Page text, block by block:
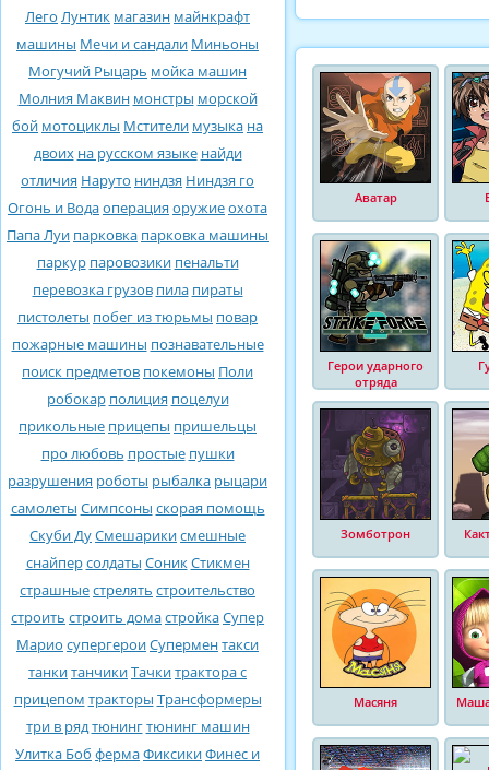
Лего Лунтик магазин майнкрафт
машины Мечи и сандали Миньоны
Могучий Рыцарь мойка машин
Молния Маквин монстры морской
бой мотоциклы Мстители музыка на
двоих на русском языке найди
отличия Наруто ниндзя Ниндзя го
Огонь и Водаоперация оружиеохота
Папа Луи парковка парковка машины
паркур паровозики пенальти
перевозка грузов пила пираты
пистолеты побег из тюрьмы повар
пожарные машины познавательные
поиск предметов покемоны Поли
робокар полиция поцелуи
прикольные прицепы пришельцы
про любовь простые пушки
разрушения роботы рыбалка рыцари
самолеты Симпсоны скорая помощь
Скуби ДуСмешарикисмешные
снайперсолдаты СоникСтикмен
страшныестрелять строительство
строить строить домастройкаСупер
Марио супергероиСуперментакси
танкитанчикиТачкитрактора с
прицепом тракторы Трансформеры
три в рядтюнингтюнинг машин
Улитка Боб фермаФиксикиФинес и
Аватар
Герои ударного
отряда
Зомботрон
Масяня